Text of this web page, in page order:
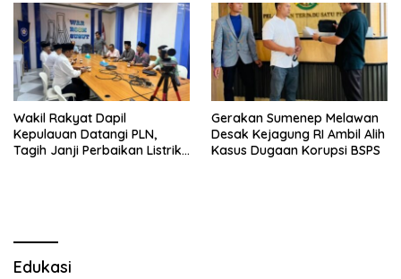
Wakil Rakyat Dapil
Kepulauan Datangi PLN,
Tagih Janji Perbaikan Listrik
Gerakan Sumenep Melawan
Desak Kejagung RI Ambil Alih
Kasus Dugaan Korupsi BSPS
Edukasi